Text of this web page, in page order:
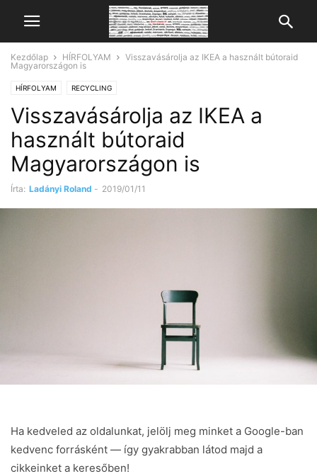
Kezdőlap HÍRFOLYAM
Visszavásárolja az IKEA a használt bútoraid
Magyarországon is
HÍRFOLYAM RECYCLING
Visszavásárolja az IKEA a
használt bútoraid
Magyarországon is
Írta: Ladányi Roland - 2019/01/11
Ha kedveled az oldalunkat, jelölj meg minket a Google-ban
kedvenc forrásként — így gyakrabban látod majd a
cikkeinket a keresőben!